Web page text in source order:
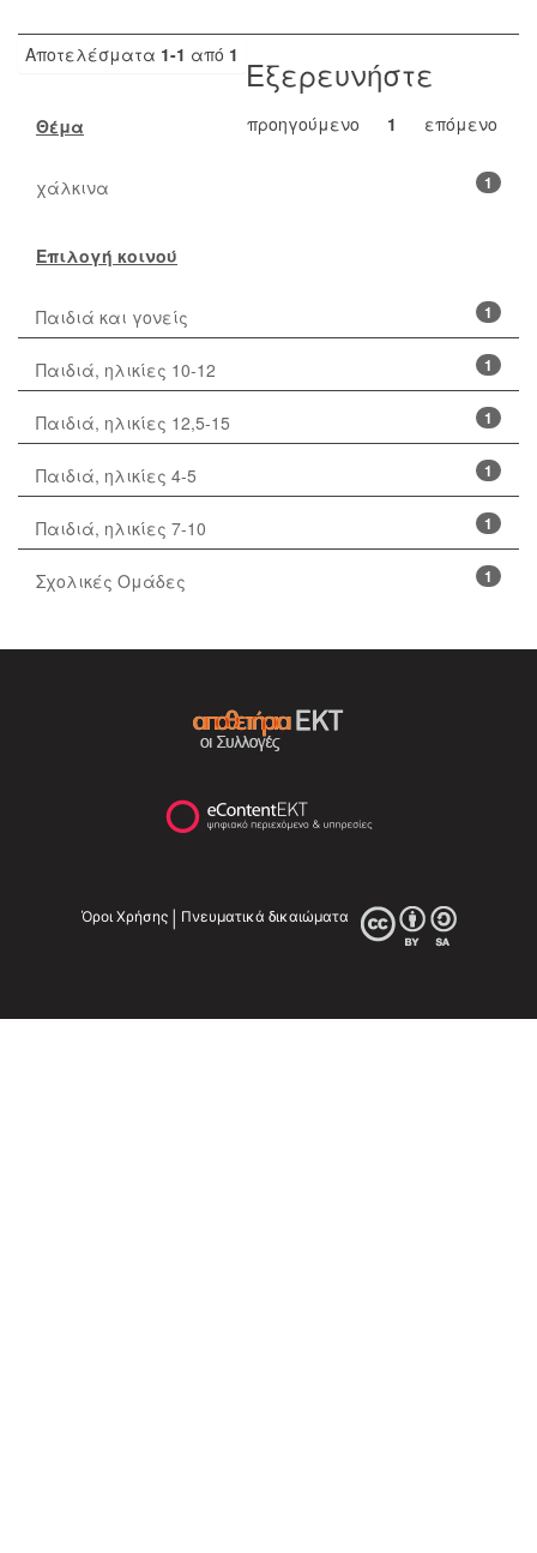
Αποτελέσματα 1-1 από 1
προηγούμενο 1 επόμενο
Εξερευνήστε
Θέμα
1
χάλκινα
Επιλογή κοινού
1
Παιδιά και γονείς
1
Παιδιά, ηλικίες 10-12
1
Παιδιά, ηλικίες 12,5-15
1
Παιδιά, ηλικίες 4-5
1
Παιδιά, ηλικίες 7-10
1
Σχολικές Ομάδες